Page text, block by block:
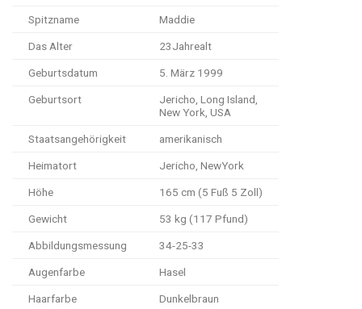
Spitzname Maddie
Das Alter 23Jahrealt
Geburtsdatum 5. März 1999
Geburtsort
Jericho, Long Island,
New York, USA
Staatsangehörigkeit amerikanisch
Heimatort Jericho, NewYork
Höhe 165 cm (5 Fuß 5 Zoll)
Gewicht 53 kg (117 Pfund)
Abbildungsmessung 34-25-33
Augenfarbe Hasel
Haarfarbe Dunkelbraun